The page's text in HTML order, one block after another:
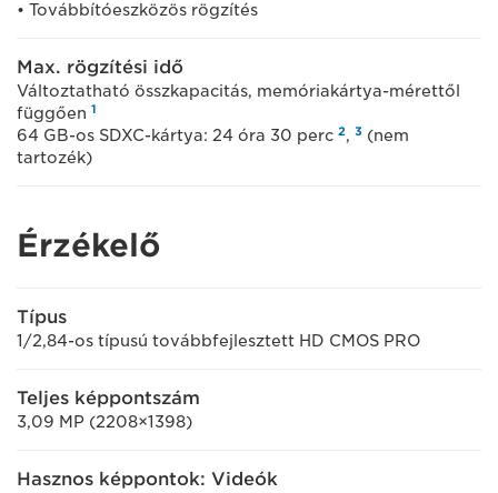
• Továbbítóeszközös rögzítés
Max. rögzítési idő
Változtatható összkapacitás, memóriakártya-mérettől
függően 1
64 GB-os SDXC-kártya: 24 óra 30 perc 2, 3 (nem
tartozék)
Érzékelő
Típus
1/2,84-os típusú továbbfejlesztett HD CMOS PRO
Teljes képpontszám
3,09 MP (2208×1398)
Hasznos képpontok: Videók